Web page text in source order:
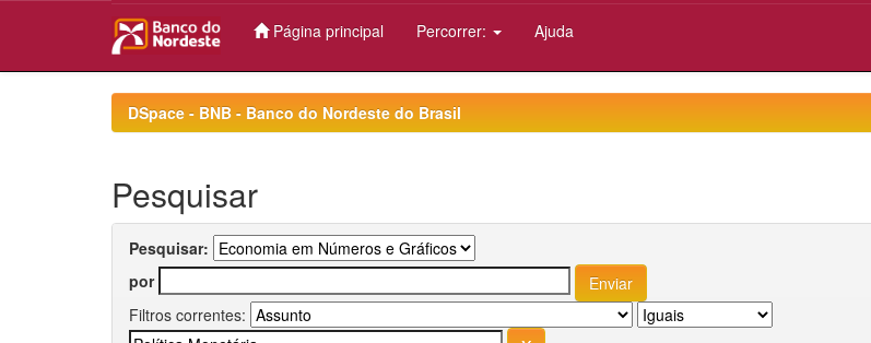
Página principal Percorrer: Ajuda
DSpace - BNB - Banco do Nordeste do Brasil
Pesquisar
Pesquisar:
por
Filtros correntes: